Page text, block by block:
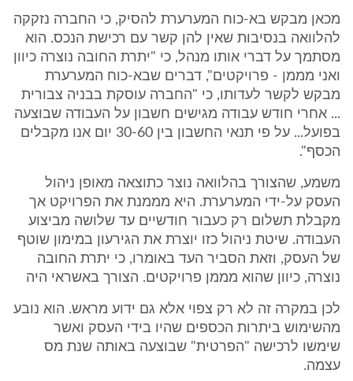
מכאן מבקש בא-כוח המערערת להסיק, כי החברה נזקקה
להלוואה בנסיבות שאין להן קשר עם רכישת הנכס. הוא
מסתמך על דברי אותו מנהל, כי "יתרת החובה נוצרה כיוון
ואני מממן - פרויקטים", דברים שבא-כוח המערערת
מבקש לקשר לעדותו, כי "החברה עוסקת בבניה צבורית
... אחרי חודש עבודה מגישים חשבון על העבודה שבוצעה
בפועל... על פי תנאי החשבון בין 30-60 יום אנו מקבלים
הכסף".
משמע, שהצורך בהלוואה נוצר כתוצאה מאופן ניהול
העסק על-ידי המערערת. היא מממנת את הפרויקט אך
מקבלת תשלום רק כעבור חודשיים עד שלושה מביצוע
העבודה. שיטת ניהול כזו יוצרת את הגירעון במימון שוטף
של העסק, וזאת הסביר העד באומרו, כי יתרת החובה
נוצרה, כיוון שהוא מממן פרויקטים. הצורך באשראי היה
לכן במקרה זה לא רק צפוי אלא גם ידוע מראש. הוא נובע
מהשימוש ביתרות הכספים שהיו בידי העסק ואשר
שימשו לרכישה "הפרטית" שבוצעה באותה שנת מס
עצמה.